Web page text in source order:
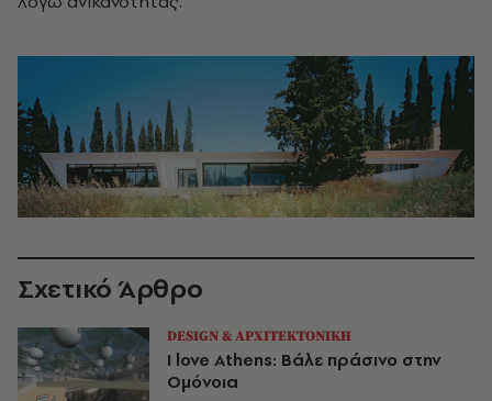
Σχετικό Άρθρο
DESIGN & ΑΡΧΙΤΕΚΤΟΝΙΚΗ
I love Athens: Βάλε πράσινο στην
Ομόνοια